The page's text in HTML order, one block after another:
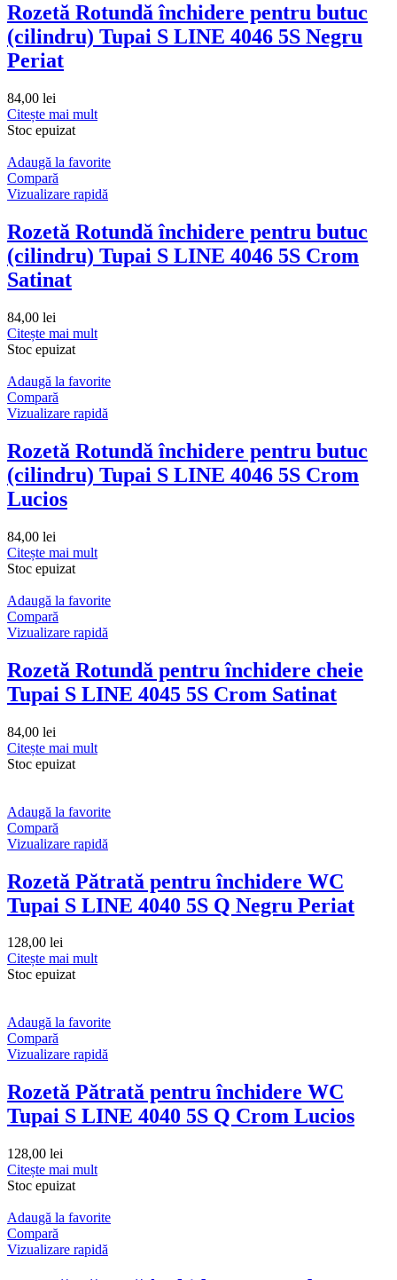
Rozetă Rotundă închidere pentru butuc
(cilindru) Tupai S LINE 4046 5S Negru
Periat
84,00 lei
Citește mai mult
Stoc epuizat
Adaugă la favorite
Compară
Vizualizare rapidă
Rozetă Rotundă închidere pentru butuc
(cilindru) Tupai S LINE 4046 5S Crom
Satinat
84,00 lei
Citește mai mult
Stoc epuizat
Adaugă la favorite
Compară
Vizualizare rapidă
Rozetă Rotundă închidere pentru butuc
(cilindru) Tupai S LINE 4046 5S Crom
Lucios
84,00 lei
Citește mai mult
Stoc epuizat
Adaugă la favorite
Compară
Vizualizare rapidă
Rozetă Rotundă pentru închidere cheie
Tupai S LINE 4045 5S Crom Satinat
84,00 lei
Citește mai mult
Stoc epuizat
Adaugă la favorite
Compară
Vizualizare rapidă
Rozetă Pătrată pentru închidere WC
Tupai S LINE 4040 5S Q Negru Periat
128,00 lei
Citește mai mult
Stoc epuizat
Adaugă la favorite
Compară
Vizualizare rapidă
Rozetă Pătrată pentru închidere WC
Tupai S LINE 4040 5S Q Crom Lucios
128,00 lei
Citește mai mult
Stoc epuizat
Adaugă la favorite
Compară
Vizualizare rapidă